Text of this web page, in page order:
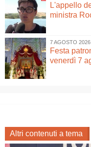
L'appello
ministra
7 AGOSTO 2026
Festa
venerdì 7
Altri contenuti a tema